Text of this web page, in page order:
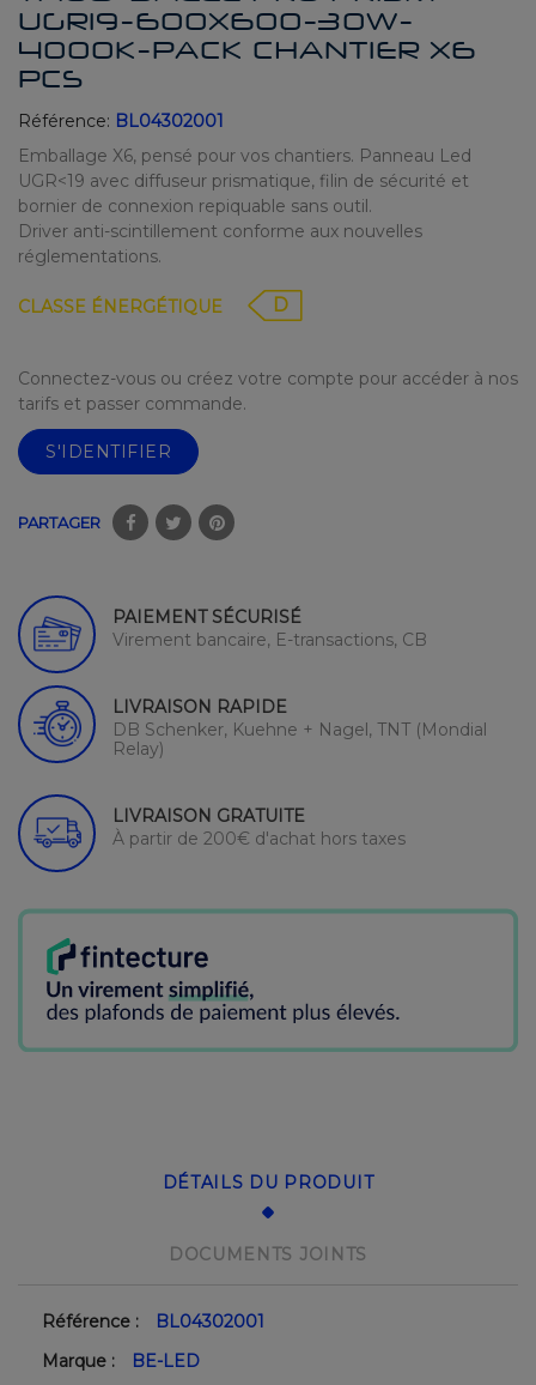
UGR19-600X600-30W-
4000K-PACK CHANTIER X6
PCS
Référence: BL04302001
Emballage X6, pensé pour vos chantiers. Panneau Led
UGR<19 avec diffuseur prismatique, filin de sécurité et
bornier de connexion repiquable sans outil.
Driver anti-scintillement conforme aux nouvelles
réglementations.
CLASSE ÉNERGÉTIQUE D
Connectez-vous ou créez votre compte pour accéder à nos
tarifs et passer commande.
S'IDENTIFIER
PARTAGER
PAIEMENT SÉCURISÉ
Virement bancaire, E-transactions, CB
LIVRAISON RAPIDE
DB Schenker, Kuehne + Nagel, TNT (Mondial
Relay)
LIVRAISON GRATUITE
À partir de 200€ d'achat hors taxes
DÉTAILS DU PRODUIT
DOCUMENTS JOINTS
Référence :
BL04302001
Marque :
BE-LED